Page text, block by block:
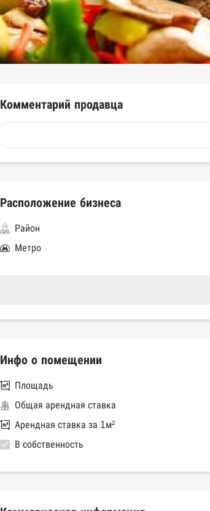
Комментарий продавца
Расположение бизнеса
Район
Метро
Инфо о помещении
Площадь
Общая арендная ставка
Арендная ставка за 1м²
В собственность